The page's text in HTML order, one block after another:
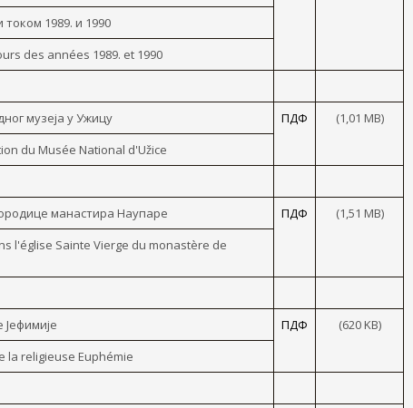
1989. и 1990
des années 1989. et 1990
музеја y Ужицу
ПДФ
(1,01 МB)
du Musée National d'Užice
манастира Наупаре
ПДФ
(1,51 МB)
l'église Sainte Vierge du monastère de
ПДФ
(620 KB)
la religieuse Euphémie